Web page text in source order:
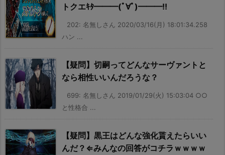
トクエｷﾀ━━━(ﾟ∀ﾟ)━━━!!
202: 名無しさん 2020/03/16(月) 18:01:34.258
ハン ...
【疑問】切嗣ってどんなサーヴァントと
なら相性いいんだろうな？
699: 名無しさん 2019/01/29(火) 15:03:04 ○○
と性格合 ...
【疑問】黒王はどんな強化貰えたらいい
んだ？⇐みんなの回答がコチラｗｗｗｗ